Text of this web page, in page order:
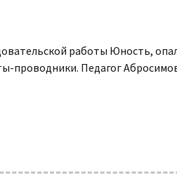
работы Юность,
проводники. Педагог